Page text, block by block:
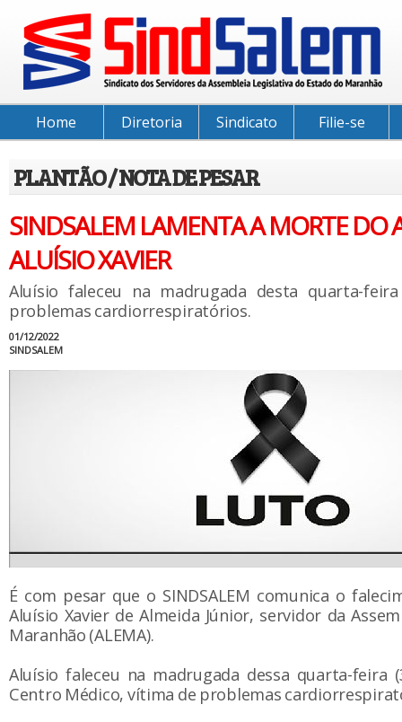
Home Diretoria Sindicato Filie-se
PLANTÃO / NOTA DE PESAR
SINDSALEM LAMENTA A MORTE DO
ALUÍSIO XAVIER
Aluísio faleceu na madrugada desta quarta-
problemas cardiorrespiratórios.
01/12/2022
SINDSALEM
É com pesar que o SINDSALEM comunica o
Aluísio Xavier de Almeida Júnior, servidor da
Maranhão (ALEMA).
Aluísio faleceu na madrugada dessa quarta-feira
Centro Médico, vítima de problemas